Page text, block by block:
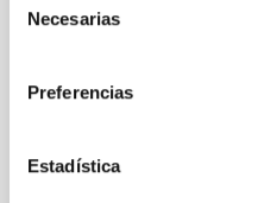
Necesarias
Preferencias
Estadística
El IAC y el Gran
negro supermasivo
forma
Un equipo científico
personal investigador